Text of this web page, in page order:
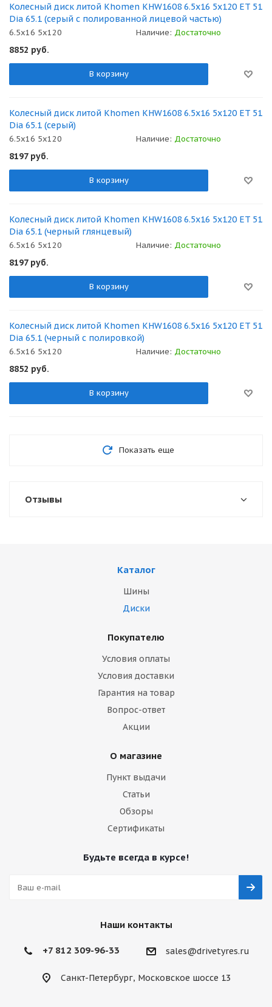
Колесный диск литой Khomen KHW1608 6.5x16 5x120 ET 51
Dia 65.1 (серый с полированной лицевой частью)
6.5x16 5x120 Наличие: Достаточно
8852 руб.
В корзину
Колесный диск литой Khomen KHW1608 6.5x16 5x120 ET 51
Dia 65.1 (серый)
6.5x16 5x120 Наличие: Достаточно
8197руб.
В корзину
Колесный диск литой Khomen KHW1608 6.5x16 5x120 ET 51
Dia 65.1 (черный глянцевый)
6.5x16 5x120 Наличие: Достаточно
8197руб.
В корзину
Колесный диск литой Khomen KHW1608 6.5x16 5x120 ET 51
Dia 65.1 (черный с полировкой)
6.5x16 5x120 Наличие: Достаточно
8852 руб.
В корзину
Показать еще
Отзывы
Каталог
Шины
Диски
Покупателю
Условия оплаты
Условия доставки
Гарантия на товар
Вопрос-ответ
Акции
О магазине
Пункт выдачи
Статьи
Обзоры
Сертификаты
Будьте всегда в курсе!
Наши контакты
+7 812 309-96-33 sales@drivetyres.ru
Санкт-Петербург, Московское шоссе 13